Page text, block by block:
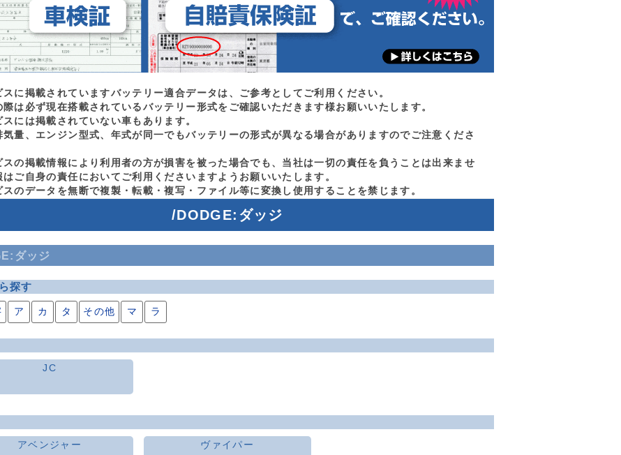
スに掲載されていますバッテリー適合データは、ご参考としてご利用ください。
際は必ず現在搭載されているバッテリー形式をご確認いただきます様お願いいたします。
スには掲載されていない車もあります。
気量、エンジン型式、年式が同一でもバッテリーの形式が異なる場合がありますのでご注意くださ
スの掲載情報により利用者の方が損害を被った場合でも、当社は一切の責任を負うことは出来ませ
はご自身の責任においてご利用くださいますようお願いいたします。
スのデータを無断で複製・転載・複写・ファイル等に変換し使用することを禁じます。
/DODGE:ダッジ
ダッジ
探す
ア カ タ その他 マ ラ
JC
アベンジャー ヴァイパー